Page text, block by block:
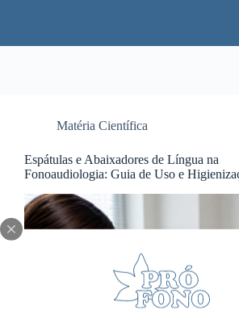
Matéria Científica
Espátulas e Abaixadores de Língua na
Fonoaudiologia: Guia de Uso e